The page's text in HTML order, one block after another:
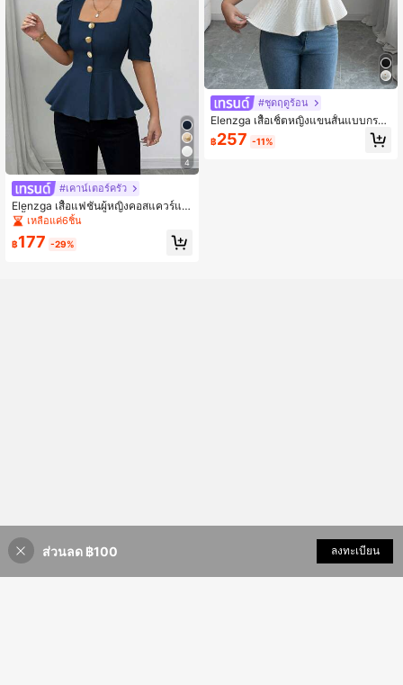
4
#เคาน์เตอร์ครัว
Elenzga เสื้อแฟชั่นผู้หญิงคอสแควร์แข
นสั้นแรกลัน ตกแต่งด้วยกระดุมโลหะ ผ้า
ทอ แต่งยางยืด ตรงปลายเสื้อ รูปทรงเป๊
ปลัมพ์ ดีไซน์สวยหรู ส้าหรับใส่ประจำวัน
เหลือแค่6ชิ้น
฿177 -29%
#ชุดฤดูร้อน
Elenzga เสื้อเชิ้ตหญิงแขนสั้นแบบกระดุ
มปกหงส์พับระบาย
฿257 -11%
เพิ่มเข้ารถเข็น
ส่วนลด ฿100 ลงทะเบียน